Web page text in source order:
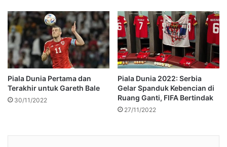
Piala Dunia Pertama dan
Terakhir untuk Gareth Bale
30/11/2022
Piala Dunia 2022: Serbia
Gelar Spanduk Kebencian di
Ruang Ganti, FIFA Bertindak
27/11/2022